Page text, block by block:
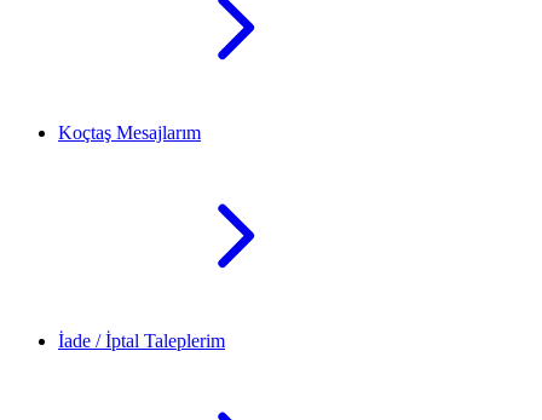
Koçtaş Mesajlarım
İade / İptal Taleplerim